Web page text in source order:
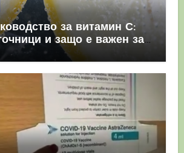
за витамин С:
и защо е важен за
система